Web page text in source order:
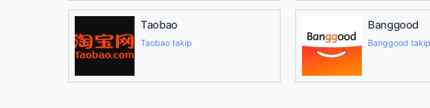
Taobao
Taobao takip
Banggood
Banggood takip